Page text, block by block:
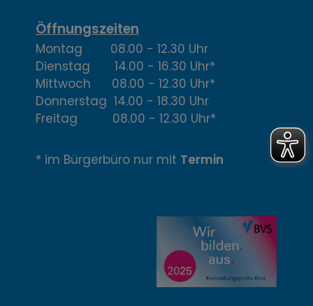
,
Ö
f
f
n
u
Öffnungszeiten
Montag 08.00 - 12.30 Uhr
Dienstag 14.00 - 16.30 Uhr*
Mittwoch 08.00 - 12.30 Uhr*
Donnerstag 14.00 - 18.30 Uhr
Freitag 08.00 - 12.30 Uhr*
* im Bürgerbüro nur mit Termin